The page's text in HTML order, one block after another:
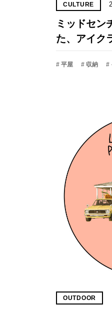
CULTURE
ミッドセン
た、アイク
# 平屋 # 収納 #
OUTDOOR